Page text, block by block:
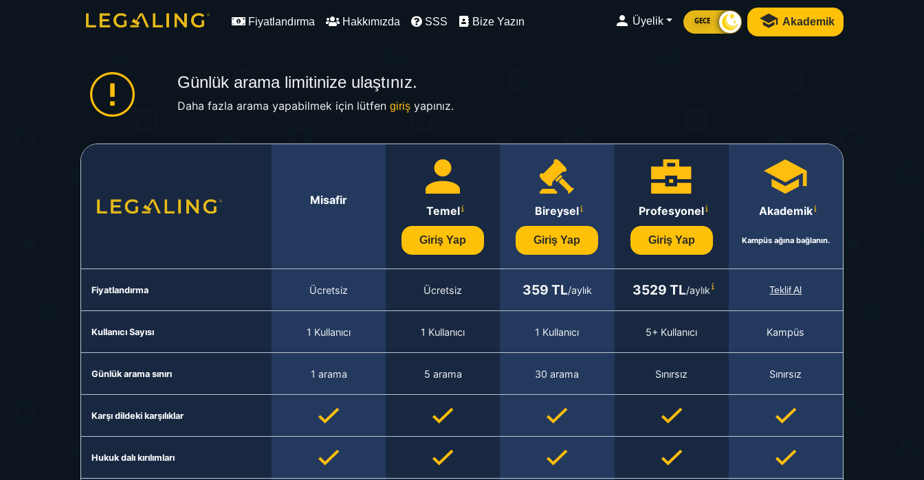
Fiyatlandırma Hakkımızda SSS Bize Yazın Üyelik GECE Akademik
Günlük arama limitinize ulaştınız.
Daha fazla arama yapabilmek için lütfen girişyapınız.
Misafir
Temel
Giriş Yap
Bireysel
Giriş Yap
Profesyonel
Giriş Yap
Akademik
Kampüs ağına bağlanın.
Fiyatlandırma Ücretsiz Ücretsiz 359 TL/aylık 3529 TL/aylık Teklif Al
Kullanıcı Sayısı 1 Kullanıcı 1 Kullanıcı 1 Kullanıcı 5+ Kullanıcı Kampüs
Günlük arama sınırı 1 arama 5 arama 30 arama Sınırsız Sınırsız
Karşı dildeki karşılıklar
Hukuk dalı kırılımları